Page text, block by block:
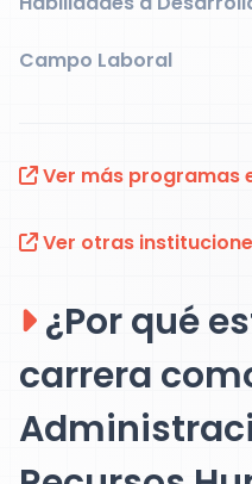
Campo Laboral
Ver más programas
Ver otras
¿Por qué
carrera